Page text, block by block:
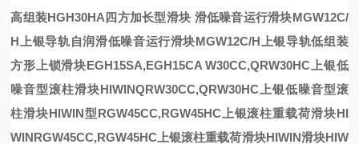
高组装HGH30HA四方加长型滑块 滑低噪音运行滑块MGW12C/
H上银导轨自润滑低噪音运行滑块MGW12C/H上银导轨低组装
方形上锁滑块EGH15SA,EGH15CAW30CC,QRW30HC上银低
噪音型滚柱滑块HIWINQRW30CC,QRW30HC上银低噪音型滚
柱滑块HIWIN型RGW45CC,RGW45HC上银滚柱重载荷滑块HI
WINRGW45CC,RGW45HC上银滚柱重载荷滑块HIWIN滑块HIW